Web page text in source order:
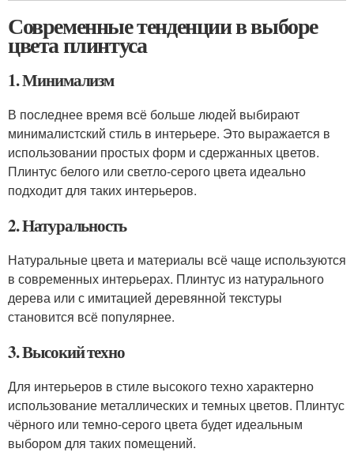
Современные тенденции в выборе
цвета плинтуса
1. Минимализм
В последнее время всё больше людей выбирают
минималистский стиль в интерьере. Это выражается в
использовании простых форм и сдержанных цветов.
Плинтус белого или светло-серого цвета идеально
подходит для таких интерьеров.
2. Натуральность
Натуральные цвета и материалы всё чаще используются
в современных интерьерах. Плинтус из натурального
дерева или с имитацией деревянной текстуры
становится всё популярнее.
3. Высокий техно
Для интерьеров в стиле высокого техно характерно
использование металлических и темных цветов. Плинтус
чёрного или темно-серого цвета будет идеальным
выбором для таких помещений.